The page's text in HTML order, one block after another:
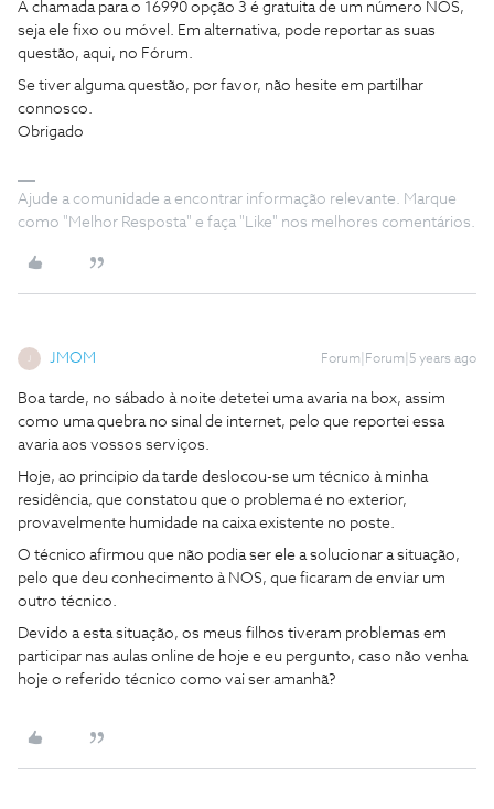
A chamada para o 16990 opção 3 é gratuita de um número NOS,
seja ele fixo ou móvel. Em alternativa, pode reportar as suas
questão, aqui, no Fórum.
Se tiver alguma questão, por favor, não hesite em partilhar
connosco.
Obrigado
Ajude a comunidade a encontrar informação relevante. Marque
como "Melhor Resposta" e faça "Like" nos melhores comentários.
JMOM Forum|Forum|5 years ago
Boa tarde, no sábado à noite detetei uma avaria na box, assim
como uma quebra no sinal de internet, pelo que reportei essa
avaria aos vossos serviços.
Hoje, ao principio da tarde deslocou-se um técnico à minha
residência, que constatou que o problema é no exterior,
provavelmente humidade na caixa existente no poste.
O técnico afirmou que não podia ser ele a solucionar a situação,
pelo que deu conhecimento à NOS, que ficaram de enviar um
outro técnico.
Devido a esta situação, os meus filhos tiveram problemas em
participar nas aulas online de hoje e eu pergunto, caso não venha
hoje o referido técnico como vai ser amanhã?